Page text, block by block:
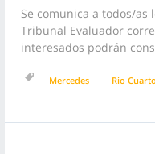
Se comunica a todos/
Tribunal Evaluador
interesados podrán
Mercedes Rio